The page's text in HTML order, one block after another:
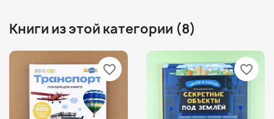
Книги из этой категории (8)
favorite_border favorite_border